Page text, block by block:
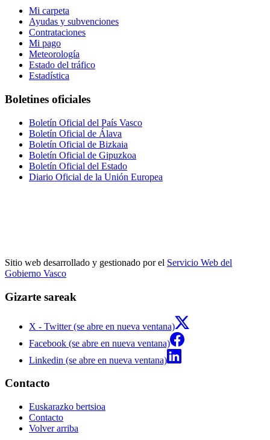
Mi carpeta
Ayudas y subvenciones
Contrataciones
Mi pago
Meteorología
Estado del tráfico
Estadística
Boletines oficiales
Boletín Oficial del País Vasco
Boletín Oficial de Álava
Boletín Oficial de Bizkaia
Boletín Oficial de Gipuzkoa
Boletín Oficial del Estado
Diario Oficial de la Unión Europea
Sitio web desarrollado y gestionado por el Servicio Web del
Gobierno Vasco
Gizarte sareak
X - Twitter (se abre en nueva ventana)
Facebook (se abre en nueva ventana)
Linkedin (se abre en nueva ventana)
Contacto
Euskarazko bertsioa
Contacto
Volver arriba